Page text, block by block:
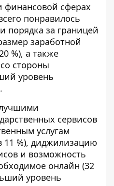
финансовой сферах
понравилось
порядка за границей
заработной
%), а также
стороны
уровень
сервисов
услугам
11 %), диджилизацию
и возможность
онлайн (32
уровень